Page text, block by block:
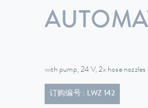
with pump, 24 V, 2x hose nozzles
订购编号 : LWZ 142